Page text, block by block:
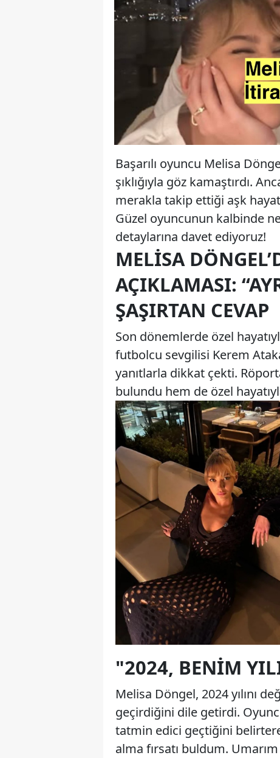
Başarılı oyuncu Melisa
şıklığıyla göz kamaştırdı.
merakla takip ettiği aşk
Güzel oyuncunun kalbinde
detaylarına davet ediyoruz!
MELISA
AÇIKLAMASI:
ŞAŞIRTAN CEVAP
Son dönemlerde özel
futbolcu sevgilisi Kerem
yanıtlarla dikkat çekti.
bulundu hem de özel
"2024, BENIM
Melisa Döngel, 2024 yılını
geçirdiğini dile getirdi.
tatmin edici geçtiğini
alma fırsatı buldum.